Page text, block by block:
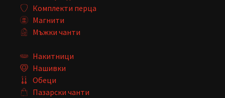
Комплекти перца
Магнити
Мъжки чанти
Накитници
Нашивки
Обеци
Пазарски чанти